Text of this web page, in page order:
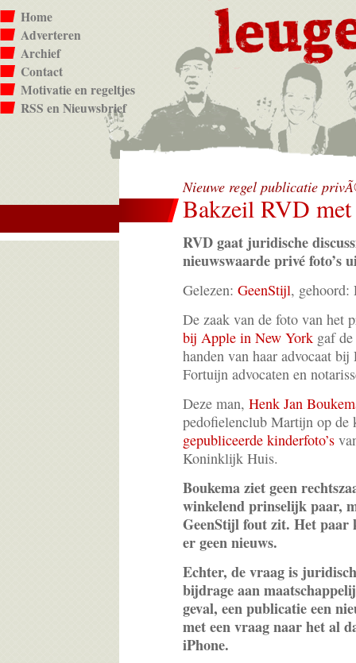
Home
Adverteren
Archief
Contact
Motivatie en regeltjes
RSS en Nieuwsbrief
Nieuwe regel publicatie
Bakzeil RVD
RVD gaat juridische
nieuwswaarde privé foto’s
Gelezen: GeenStijl, gehoord:
De zaak van de foto van het
bij Apple in New York gaf
handen van haar advocaat
Fortuijn advocaten en
Deze man, Henk Jan
pedofielenclub Martijn op de
gepubliceerde kinderfoto’s
Koninklijk Huis.
Boukema ziet geen
winkelend prinselijk paar,
GeenStijl fout zit. Het paar
er geen nieuws.
Echter, de vraag is
bijdrage aan
geval, een publicatie een
met een vraag naar het al
iPhone.